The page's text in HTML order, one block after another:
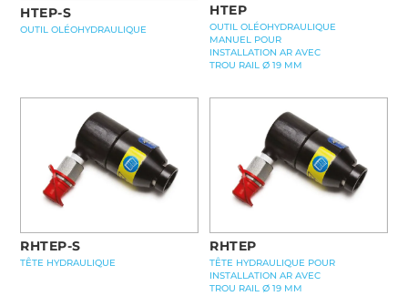
HTEP-S
OUTIL OLÉOHYDRAULIQUE
HTEP
OUTIL OLÉOHYDRAULIQUE
MANUEL POUR
INSTALLATION AR AVEC
TROU RAIL Ø 19 MM
RHTEP-S
TÊTE HYDRAULIQUE
RHTEP
TÊTE HYDRAULIQUE POUR
INSTALLATION AR AVEC
TROU RAIL Ø 19 MM